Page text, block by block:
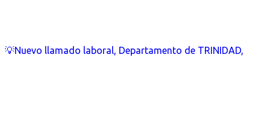
💡Nuevo llamado laboral, Departamento de TRINIDAD,